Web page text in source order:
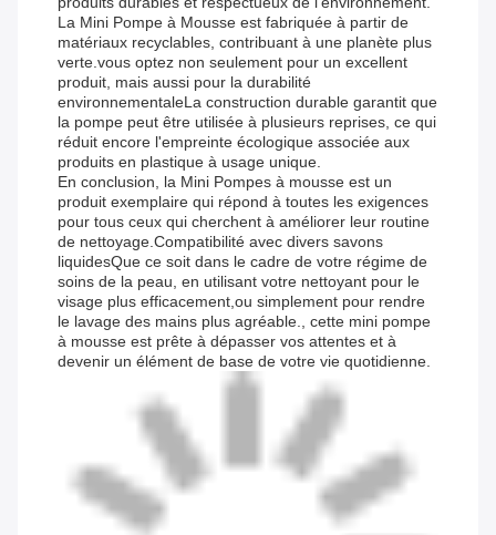
La Mini Pompe à Mousse est fabriquée à partir de
matériaux recyclables, contribuant à une planète plus
verte.vous optez non seulement pour un excellent
produit, mais aussi pour la durabilité
environnementaleLa construction durable garantit que
la pompe peut être utilisée à plusieurs reprises, ce qui
réduit encore l'empreinte écologique associée aux
produits en plastique à usage unique.
En conclusion, la Mini Pompes à mousse est un
produit exemplaire qui répond à toutes les exigences
pour tous ceux qui cherchent à améliorer leur routine
de nettoyage.Compatibilité avec divers savons
liquidesQue ce soit dans le cadre de votre régime de
soins de la peau, en utilisant votre nettoyant pour le
visage plus efficacement,ou simplement pour rendre
le lavage des mains plus agréable., cette mini pompe
à mousse est prête à dépasser vos attentes et à
devenir un élément de base de votre vie quotidienne.